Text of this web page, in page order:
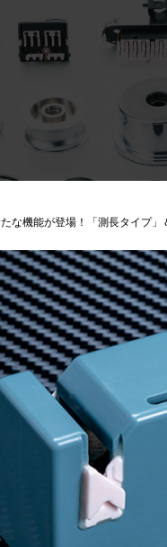
な機能が登場！「測長タイプ」